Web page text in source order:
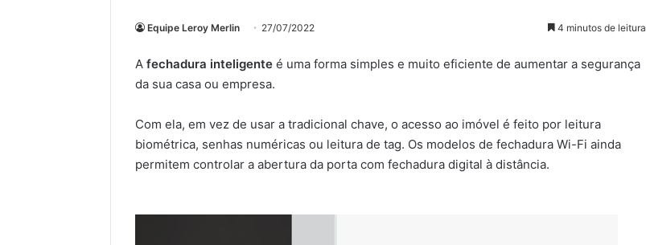
Equipe Leroy Merlin 27/07/2022 4 minutos de leitura
A fechadura inteligente é uma forma simples e muito eficiente de aumentar a segurança
da sua casa ou empresa.
Com ela, em vez de usar a tradicional chave, o acesso ao imóvel é feito por leitura
biométrica, senhas numéricas ou leitura de tag. Os modelos de fechadura Wi-Fi ainda
permitem controlar a abertura da porta com fechadura digital à distância.